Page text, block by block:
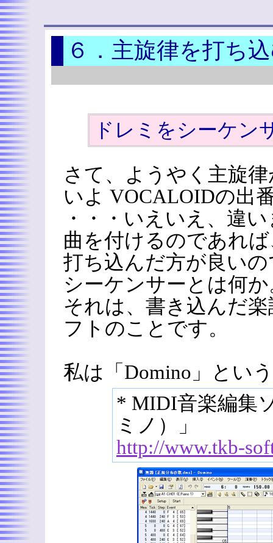
６．主旋律を打ち
ドレミをシーケン
さて、ようやく主旋
いよ VOCALOIDの出
・・・いえいえ、違
曲を付けるのであれ
打ち込んだ方が良い
シーケンサーとは何か
それは、書き込んだ
フトのことです。
私は「Domino」とい
* MIDI音楽編集
ミノ）」
http://www.tkb-